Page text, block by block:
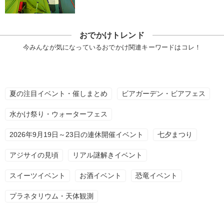
おでかけトレンド
今みんなが気になっているおでかけ関連キーワードはコレ！
夏の注目イベント・催しまとめ ビアガーデン・ビアフェス
水かけ祭り・ウォーターフェス
2026年9月19日～23日の連休開催イベント 七夕まつり
アジサイの見頃 リアル謎解きイベント
スイーツイベント お酒イベント 恐竜イベント
プラネタリウム・天体観測